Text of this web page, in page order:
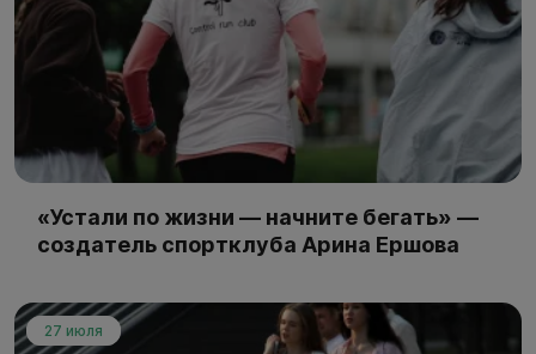
«Устали по жизни — начните бегать» —
создатель спортклуба Арина Ершова
27 июля